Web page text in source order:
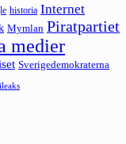
historia Internet
Mymlan Piratpartiet
medier
Sverigedemokraterna